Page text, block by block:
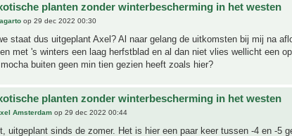
planten zonder winterbescherming in het westen
op 29 dec 2022 00:30
staat dus uitgeplant Axel? Al naar gelang de uitkomsten bij mij na
met 's winters een laag herfstblad en al dan niet vlies wellicht een
buiten geen min tien gezien heeft zoals hier?
planten zonder winterbescherming in het westen
Amsterdam op 29 dec 2022 00:44
uitgeplant sinds de zomer. Het is hier een paar keer tussen -4 en -5